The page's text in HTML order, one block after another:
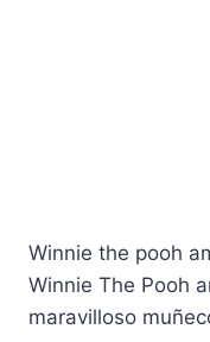
Winnie the pooh
Winnie The Pooh
maravilloso